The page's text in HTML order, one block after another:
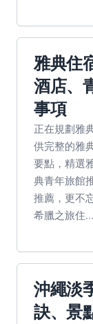
雅典住
酒店、
事項
正在規劃雅
供完整的雅
要點，精選
典青年旅館
推薦，更不
希臘之旅住...
沖繩淡
訣、景